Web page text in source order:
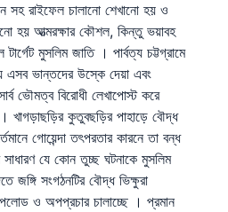
সহ রাইফেল চালানো শেখানো হয় ও
হয় আত্মরক্ষার কৌশল, কিন্তু ভয়াবহ
মুসলিম জাতি । পার্বত্য চট্টগ্রামে
এসব ভান্তদের উস্কে দেয়া এবং
ভৌমত্ব বিরোধী লেখাপোস্ট করে
খাগড়াছড়ির কুতুবছড়ির পাহাড়ে বৌদ্ধ
গোয়েন্দা তৎপরতার কারনে তা বন্ধ
সাধারণ যে কোন তুচ্ছ ঘটনাকে মুসলিম
জঙ্গি সংগঠনটির বৌদ্ধ ভিক্ষুরা
ও অপপ্রচার চালাচ্ছে । প্রমান